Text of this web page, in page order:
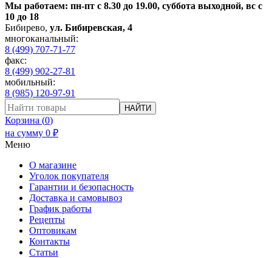
Мы работаем: пн-пт с 8.30 до 19.00, суббота выходной, вс с
10 до 18
Бибирево, ул. Бибиревская, 4
многоканальный:
8 (499) 707-71-77
факс:
8 (499) 902-27-81
мобильный:
8 (985) 120-97-91
НАЙТИ
Корзина (0)
на сумму 0 ₽
Меню
О магазине
Уголок покупателя
Гарантии и безопасность
Доставка и самовывоз
График работы
Рецепты
Оптовикам
Контакты
Статьи